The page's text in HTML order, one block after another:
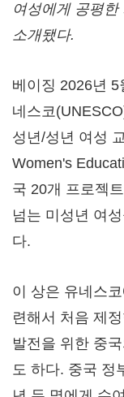
여성에게 공평
소개됐다.
베이징 2026년
네스코
성년/성년 여성
Women's
국 20개 프로젝
넘는 미성년 여
다.
이 상은 유네스
련해서 처음 제
발전을 위한 중
도 하다. 중국 정